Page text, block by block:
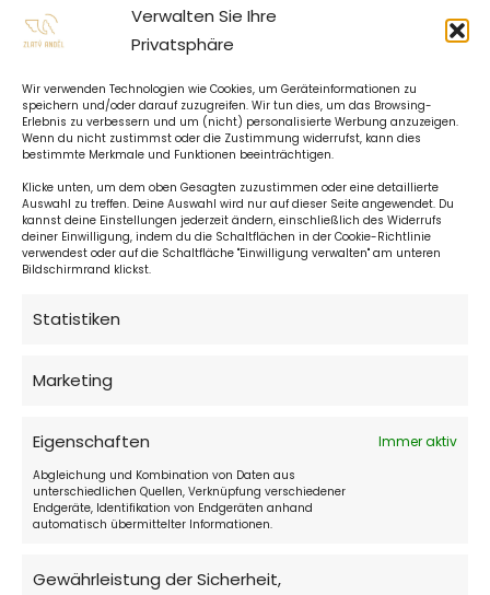
Verwalten Sie Ihre
Privatsphäre
Wir verwenden Technologien wie Cookies, um Geräteinformationen zu
speichern und/oder darauf zuzugreifen. Wir tun dies, um das Browsing-
Erlebnis zu verbessern und um (nicht) personalisierte Werbung anzuzeigen.
Wenn du nicht zustimmst oder die Zustimmung widerrufst, kann dies
bestimmte Merkmale und Funktionen beeinträchtigen.
Klicke unten, um dem oben Gesagten zuzustimmen oder eine detaillierte
Auswahl zu treffen. Deine Auswahl wird nur auf dieser Seite angewendet. Du
kannst deine Einstellungen jederzeit ändern, einschließlich des Widerrufs
deiner Einwilligung, indem du die Schaltflächen in der Cookie-Richtlinie
verwendest oder auf die Schaltfläche "Einwilligung verwalten" am unteren
Bildschirmrand klickst.
Statistiken
Marketing
Eigenschaften Immer aktiv
Abgleichung und Kombination von Daten aus
unterschiedlichen Quellen, Verknüpfung verschiedener
Endgeräte, Identifikation von Endgeräten anhand
automatisch übermittelter Informationen.
Gewährleistung der Sicherheit,
täglich 10:00 - 22:00